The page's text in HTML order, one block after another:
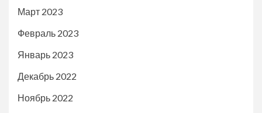
Март 2023
Февраль 2023
Январь 2023
Декабрь 2022
Ноябрь 2022